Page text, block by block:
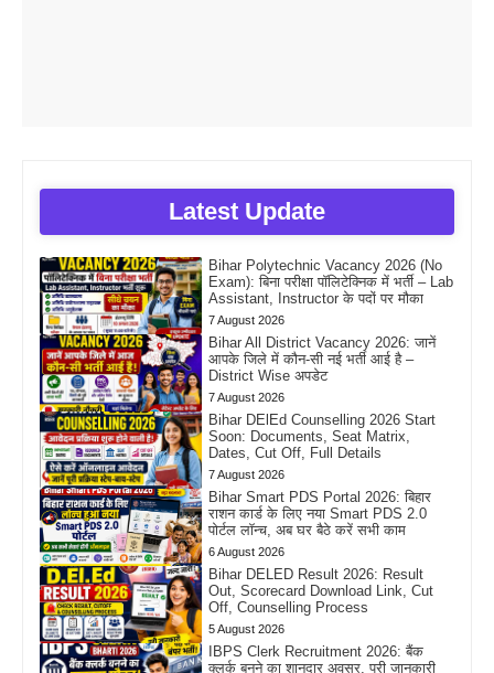
Latest Update
Bihar Polytechnic Vacancy 2026 (No
Exam): बिना परीक्षा पॉलिटेक्निक में भर्ती – Lab
Assistant, Instructor के पदों पर मौका
7 August 2026
Bihar All District Vacancy 2026: जानें
आपके जिले में कौन-सी नई भर्ती आई है –
District Wise अपडेट
7 August 2026
Bihar DElEd Counselling 2026 Start
Soon: Documents, Seat Matrix,
Dates, Cut Off, Full Details
7 August 2026
Bihar Smart PDS Portal 2026: बिहार
राशन कार्ड के लिए नया Smart PDS 2.0
पोर्टल लॉन्च, अब घर बैठे करें सभी काम
6 August 2026
Bihar DELED Result 2026: Result
Out, Scorecard Download Link, Cut
Off, Counselling Process
5 August 2026
IBPS Clerk Recruitment 2026: बैंक
क्लर्क बनने का शानदार अवसर, पूरी जानकारी